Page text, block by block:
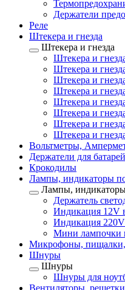
Держатели
Реле
Штекера и гнезда
Штекера и гнезда
Штекера и
Штекера и
Штекера и
Штекера и
Штекера и
Штекера и
Штекера и
Штекера и
Вольтметры,
Держатели для батарей
Крокодилы
Лампы, индикаторы
Лампы,
Держатель
Индикация 12V
Индикация 220V
Мини лампочки
Микрофоны,
Шнуры
Шнуры
Шнуры для
Вентиляторы,